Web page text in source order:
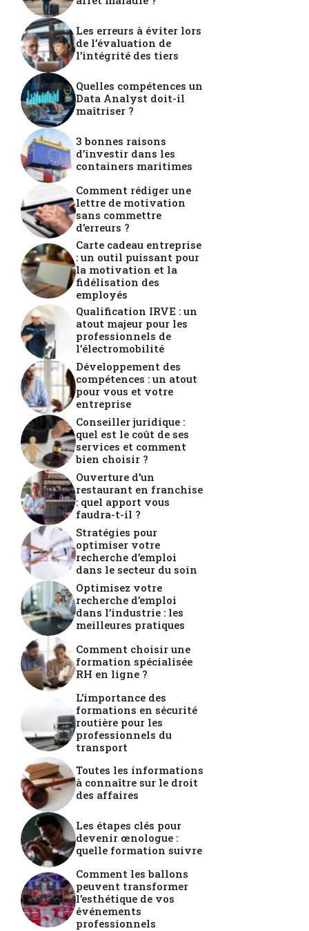
Les erreurs à éviter lors
de l’évaluation de
l’intégrité des tiers
Quelles compétences un
Data Analyst doit-il
maîtriser ?
3 bonnes raisons
d’investir dans les
containers maritimes
Comment rédiger une
lettre de motivation
sans commettre
d’erreurs ?
Carte cadeau entreprise
: un outil puissant pour
la motivation et la
fidélisation des
employés
Qualification IRVE : un
atout majeur pour les
professionnels de
l’électromobilité
Développement des
compétences : un atout
pour vous et votre
entreprise
Conseiller juridique :
quel est le coût de ses
services et comment
bien choisir ?
Ouverture d’un
restaurant en franchise
: quel apport vous
faudra-t-il ?
Stratégies pour
optimiser votre
recherche d’emploi
dans le secteur du soin
Optimisez votre
recherche d’emploi
dans l’industrie : les
meilleures pratiques
Comment choisir une
formation spécialisée
RH en ligne ?
L’importance des
formations en sécurité
routière pour les
professionnels du
transport
Toutes les informations
à connaître sur le droit
des affaires
Les étapes clés pour
devenir œnologue :
quelle formation suivre
Comment les ballons
peuvent transformer
l’esthétique de vos
événements
professionnels